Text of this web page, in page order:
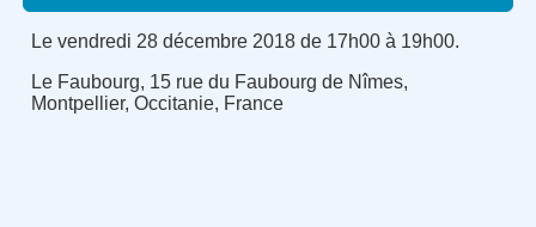
Le vendredi 28 décembre 2018 de 17h00 à 19h00.
Le Faubourg, 15 rue du Faubourg de Nîmes,
Montpellier, Occitanie, France